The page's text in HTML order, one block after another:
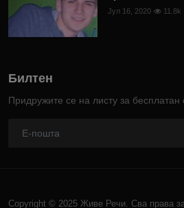
Јул 16, 2020 11.8k
Билтен
Придружите се на листу за бесплатан
Copyright © 2025 Живе Речи. Сва права